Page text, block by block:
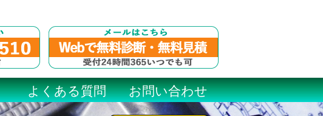
よくある質問 お問い合わせ